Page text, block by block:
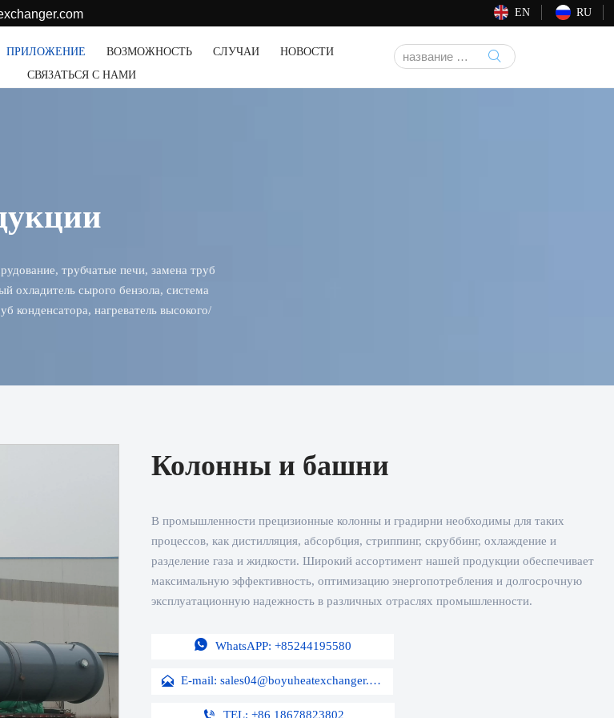
EN RU
ПРИЛОЖЕНИЕ ВОЗМОЖНОСТЬ СЛУЧАИ
НОВОСТИ
СВЯЗАТЬСЯ С НАМИ

трубчатые печи, замена труб
охладитель сырого бензола, система
конденсатора, нагреватель высокого/
Колонны и башни
В промышленности прецизионные колонны и градирни необходимы для таких
процессов, как дистилляция, абсорбция, стриппинг, скруббинг, охлаждение и
разделение газа и жидкости. Широкий ассортимент нашей продукции обеспечивает
максимальную эффективность, оптимизацию энергопотребления и долгосрочную
эксплуатационную надежность в различных отраслях промышленности.
 WhatsAPP: +85244195580
 E-mail: sales04@boyuheatexchanger.com
TEL: +86 18678823802